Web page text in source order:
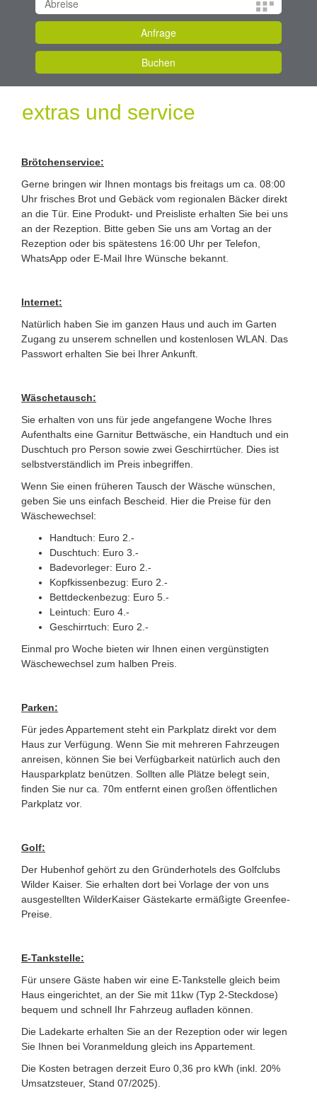
extras und service
Brötchenservice:
Gerne bringen wir Ihnen montags bis freitags um ca. 08:00
Uhr frisches Brot und Gebäck vom regionalen Bäcker direkt
an die Tür. Eine Produkt- und Preisliste erhalten Sie bei uns
an der Rezeption. Bitte geben Sie uns am Vortag an der
Rezeption oder bis spätestens 16:00 Uhr per Telefon,
WhatsApp oder E-Mail Ihre Wünsche bekannt.
Internet:
Natürlich haben Sie im ganzen Haus und auch im Garten
Zugang zu unserem schnellen und kostenlosen WLAN. Das
Passwort erhalten Sie bei Ihrer Ankunft.
Wäschetausch:
Sie erhalten von uns für jede angefangene Woche Ihres
Aufenthalts eine Garnitur Bettwäsche, ein Handtuch und ein
Duschtuch pro Person sowie zwei Geschirrtücher. Dies ist
selbstverständlich im Preis inbegriffen.
Wenn Sie einen früheren Tausch der Wäsche wünschen,
geben Sie uns einfach Bescheid. Hier die Preise für den
Wäschewechsel:
Handtuch: Euro 2.-
Duschtuch: Euro 3.-
Badevorleger: Euro 2.-
Kopfkissenbezug: Euro 2.-
Bettdeckenbezug: Euro 5.-
Leintuch: Euro 4.-
Geschirrtuch: Euro 2.-
Einmal pro Woche bieten wir Ihnen einen vergünstigten
Wäschewechsel zum halben Preis.
Parken:
Für jedes Appartement steht ein Parkplatz direkt vor dem
Haus zur Verfügung. Wenn Sie mit mehreren Fahrzeugen
anreisen, können Sie bei Verfügbarkeit natürlich auch den
Hausparkplatz benützen. Sollten alle Plätze belegt sein,
finden Sie nur ca. 70m entfernt einen großen öffentlichen
Parkplatz vor.
Golf:
Der Hubenhof gehört zu den Gründerhotels des Golfclubs
Wilder Kaiser. Sie erhalten dort bei Vorlage der von uns
ausgestellten WilderKaiser Gästekarte ermäßigte Greenfee-
Preise.
E-Tankstelle:
Für unsere Gäste haben wir eine E-Tankstelle gleich beim
Haus eingerichtet, an der Sie mit 11kw (Typ 2-Steckdose)
bequem und schnell Ihr Fahrzeug aufladen können.
Die Ladekarte erhalten Sie an der Rezeption oder wir legen
Sie Ihnen bei Voranmeldung gleich ins Appartement.
Die Kosten betragen derzeit Euro 0,36 pro kWh (inkl. 20%
Umsatzsteuer, Stand 07/2025).